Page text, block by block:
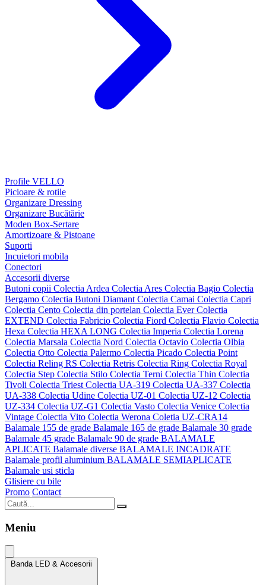
Profile VELLO
Picioare & rotile
Organizare Dressing
Organizare Bucătărie
Moden Box-Sertare
Amortizoare & Pistoane
Suporti
Incuietori mobila
Conectori
Accesorii diverse
Butoni copii Colectia Ardea Colectia Ares Colectia Bagio Colectia
Bergamo Colectia Butoni Diamant Colectia Camai Colectia Capri
Colectia Cento Colectia din portelan Colectia EverColectia
EXTEND Colectia Fabricio Colectia Fiord Colectia Flavio Colectia
Hexa Colectia HEXA LONG Colectia Imperia Colectia Lorena
Colectia Marsala Colectia Nord Colectia Octavio Colectia Olbia
Colectia Otto Colectia Palermo Colectia Picado Colectia Point
Colectia Reling RS Colectia Retris Colectia Ring Colectia Royal
Colectia Step Colectia Stilo Colectia Terni Colectia Thin Colectia
Tivoli Colectia Triest Colectia UA-319 Colectia UA-337 Colectia
UA-338 Colectia Udine Colectia UZ-01 Colectia UZ-12 Colectia
UZ-334 Colectia UZ-G1 Colectia Vasto Colectia Venice Colectia
Vintage Colectia Vito Colectia Werona Coletia UZ-CRA14
Balamale 155 de grade Balamale 165 de grade Balamale 30 grade
Balamale 45 grade Balamale 90 de grade BALAMALE
APLICATE Balamale diverse BALAMALE INCADRATE
Balamale profil aluminium BALAMALE SEMIAPLICATE
Balamale usi sticla
Glisiere cu bile
Promo Contact
Meniu
Banda LED & Accesorii